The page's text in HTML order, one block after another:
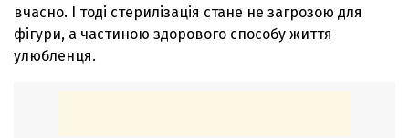
вчасно. І тоді стерилізація стане не загрозою для
фігури, а частиною здорового способу життя
улюбленця.